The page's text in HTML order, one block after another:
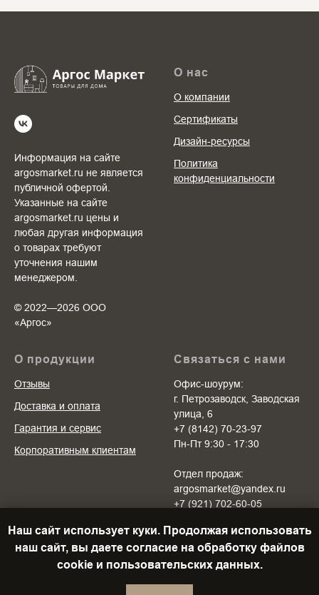
Информация на сайте
argosmarket.ru не является
публичной офертой.
Указанные на сайте
argosmarket.ru цены и
любая другая информация
о товарах требуют
уточнения нашим
менеджером.
© 2022—2026 ООО
«Аргоc»
О нас
О компании
Сертификаты
Дизайн-ресурсы
Политика
конфиденциальности
О продукции
Отзывы
Доставка и оплата
Гарантия и сервис
Корпоративным клиентам
Связаться с нами
Офис-шоурум:
г. Петрозаводск, Заводская
улица, 6
+7 (8142) 70-23-97
Пн-Пт 9:30 - 17:30
Отдел продаж:
argosmarket@yandex.ru
+7 (921) 702-60-05
Cб-Вс 10:00 - 18:00
Наш сайт использует куки. Продолжая использовать
наш сайт, вы даете согласие на обработку файлов
cookie и пользовательских данных.